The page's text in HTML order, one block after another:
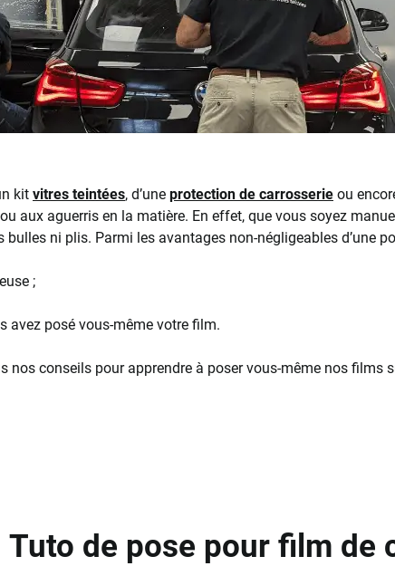
kit vitres teintées, d’une protection de carrosserie ou
aux aguerris en la matière. En effet, que vous soyez
bulles ni plis. Parmi les avantages non-négligeables d’une
;
avez posé vous-même votre film.
nos conseils pour apprendre à poser vous-même nos films
Tuto de pose pour film de